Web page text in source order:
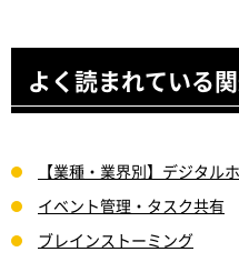
よく読まれている
【業種・業界別】デジタル
イベント管理・タスク共有
ブレインストーミング